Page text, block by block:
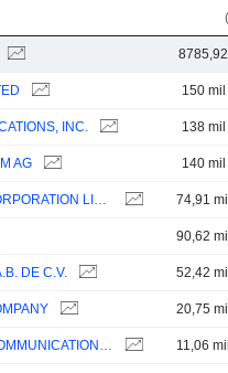
8785,92
150 mil
INC. 138 mil
AG 140 mil
CHINA TELECOM CORPORATION LIMITED 74,91
90,62
DE C.V. 52,42
20,75
SINGAPORE TELECOMMUNICATIONS LIMITED 11,06